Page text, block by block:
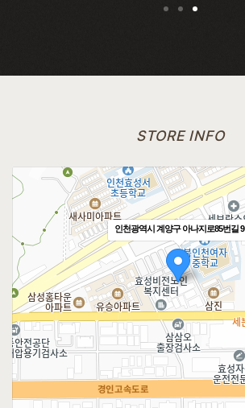
STORE INFO
인천광역시 계양구 아나지로85번길 9